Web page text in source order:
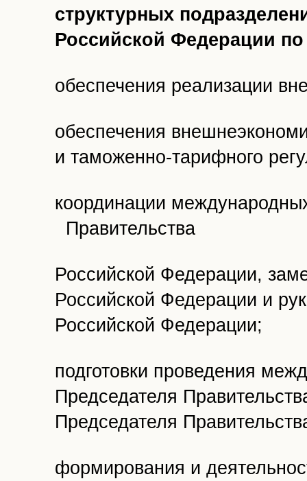
структурных
Российской Федерации
обеспечения реализации
обеспечения
и таможенно-тарифного
координации
Правительства
Российской Федерации,
Российской Федерации и
Российской Федерации;
подготовки проведения
Председателя
Председателя
формирования и